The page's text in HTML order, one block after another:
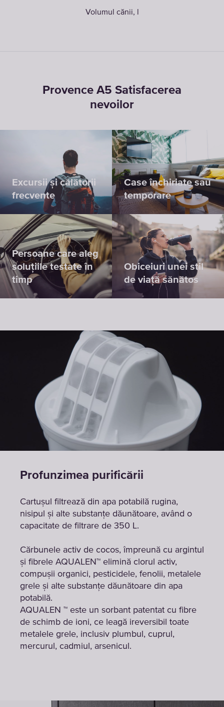
Volumul cănii, l
Provence A5 Satisfacerea
nevoilor
Excursii și călătorii
frecvente
Case închiriate sau
temporare
Persoane care aleg
soluțiile testate în
timp
Obiceiuri unei stil
de viață sănătos
Profunzimea purificării
Cartușul filtrează din apa potabilă rugina,
nisipul și alte substanțe dăunătoare, având o
capacitate de filtrare de 350 L.
Cărbunele activ de cocos, împreună cu argintul
și fibrele AQUALEN™ elimină clorul activ,
compușii organici, pesticidele, fenolii, metalele
grele și alte substanțe dăunătoare din apa
potabilă.
AQUALEN ™ este un sorbant patentat cu fibre
de schimb de ioni, ce leagă ireversibil toate
metalele grele, inclusiv plumbul, cuprul,
mercurul, cadmiul, arsenicul.